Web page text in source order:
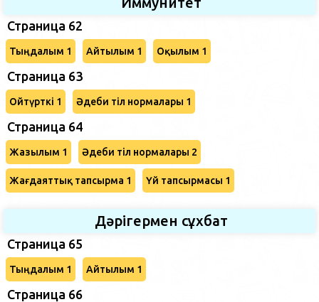
Страница 62
Тыңдалым 1 Айтылым 1 Оқылым 1
Страница 63
Ойтүрткі 1 Әдеби тіл нормалары 1
Страница 64
Жазылым 1 Әдеби тіл нормалары 2
Жағдаяттық тапсырма 1 Үй тапсырмасы 1
Дәрігермен сұхбат
Страница 65
Тыңдалым 1 Айтылым 1
Страница 66